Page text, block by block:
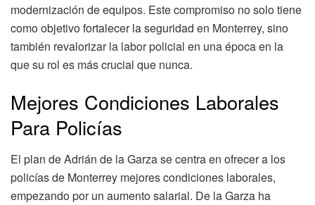
modernización de equipos. Este compromiso no solo tiene
como objetivo fortalecer la seguridad en Monterrey, sino
también revalorizar la labor policial en una época en la
que su rol es más crucial que nunca.
Mejores Condiciones Laborales
Para Policías
El plan de Adrián de la Garza se centra en ofrecer a los
policías de Monterrey mejores condiciones laborales,
empezando por un aumento salarial. De la Garza ha